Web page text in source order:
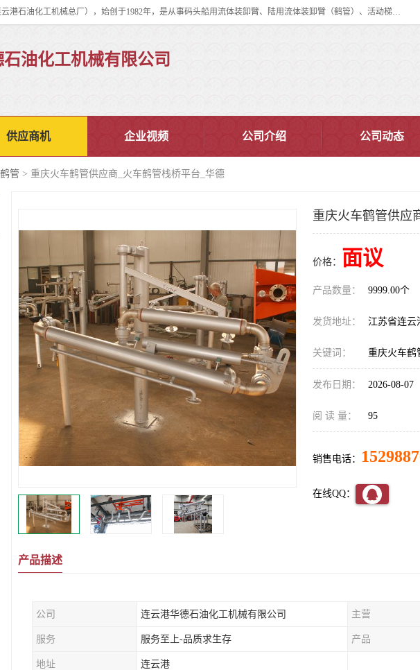
连云港华德石油化工机械有限公司（原连云港石油化工机械总厂），始创于1982年，是从事码头船用流体装卸臂、陆用流体装卸臂（鹤管）、活动梯、钢构平台、定量装车系统等全系列流体装卸设备的设计、制造、销售以及服务的专业供应商。
油化工机械有限公司
供应商机 企业视频 公司介绍 公司动态
管 > 重庆火车鹤管供应商_火车鹤管栈桥平台_华德
重庆火车鹤管供应
价格： 面议
产品数量： 9999.00个
发货地址： 江苏省连云
关键词： 重庆火车鹤
发布日期： 2026-08-07
阅 读 量： 95
销售电话：
在线QQ：
产品描述
公司 连云港华德石油化工机械有限公司 主营
服务 服务至上-品质求生存 产品
地址 连云港